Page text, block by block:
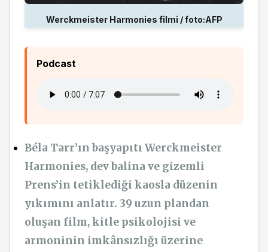
Werckmeister Harmonies filmi / foto:AFP
Podcast
Béla Tarr’ın başyapıtı Werckmeister
Harmonies, dev balina ve gizemli
Prens’in tetiklediği kaosla düzenin
yıkımını anlatır. 39 uzun plandan
oluşan film, kitle psikolojisi ve
armoninin imkânsızlığı üzerine